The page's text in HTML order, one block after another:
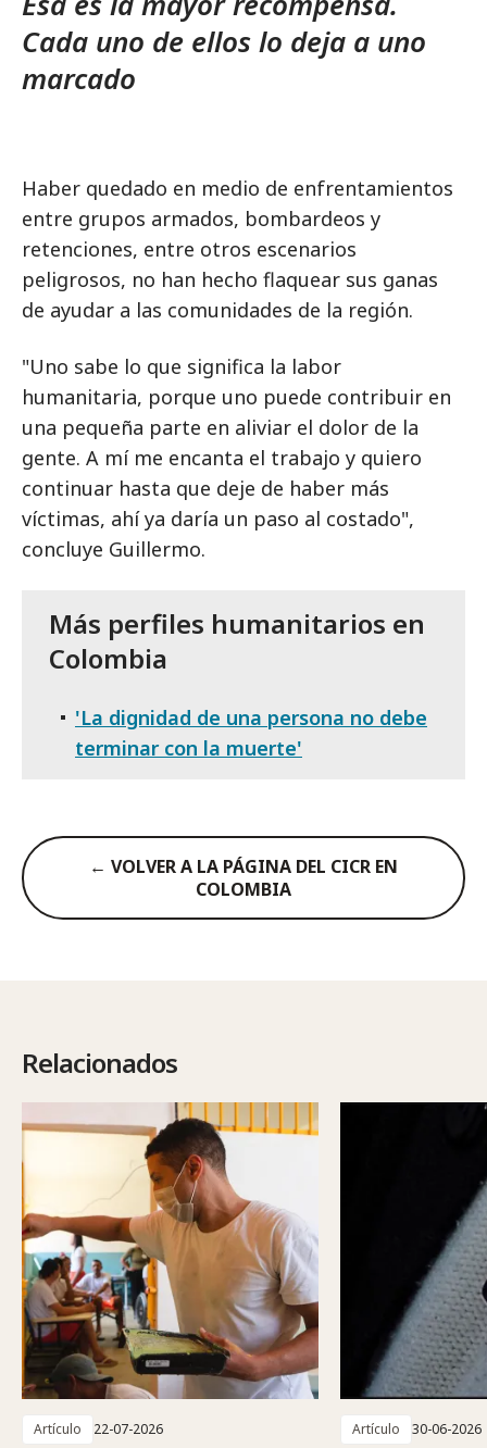
Cada uno de ellos lo deja a uno
marcado
Haber quedado en medio de enfrentamientos
entre grupos armados, bombardeos y
retenciones, entre otros escenarios
peligrosos, no han hecho flaquear sus ganas
de ayudar a las comunidades de la región.
"Uno sabe lo que significa la labor
humanitaria, porque uno puede contribuir en
una pequeña parte en aliviar el dolor de la
gente. A mí me encanta el trabajo y quiero
continuar hasta que deje de haber más
víctimas, ahí ya daría un paso al costado",
concluye Guillermo.
Más perfiles humanitarios en
Colombia
'La dignidad de una persona no debe
terminar con la muerte'
← VOLVER A LA PÁGINA DEL CICR EN
COLOMBIA
Relacionados
Artículo 22-07-2026 Artículo 30-06-2026